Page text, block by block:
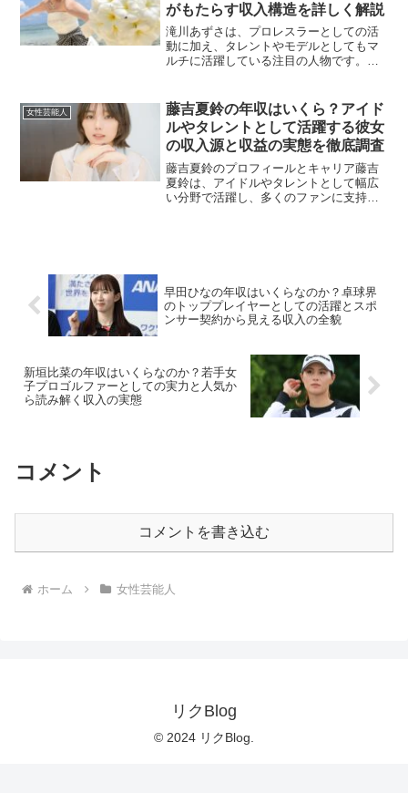
がもたらす収入構造を詳しく解説
滝川あずさは、プロレスラーとしての活
動に加え、タレントやモデルとしてもマ
ルチに活躍している注目の人物です。そ
逃せません。この記事では、彼女の年収
の内訳について詳しく見て...
女性芸能人
藤吉夏鈴の年収はいくら？アイド
ルやタレントとして活躍する彼女
の収入源と収益の実態を徹底調査
藤吉夏鈴のプロフィールとキャリア藤吉
夏鈴は、アイドルやタレントとして幅広
い分野で活躍し、多くのファンに支持さ
早田ひなの年収はいくらなのか？卓球界
のトッププレイヤーとしての活躍とスポ
ンサー契約から見える収入の全貌
新垣比菜の年収はいくらなのか？若手女
子プロゴルファーとしての実力と人気か
ら読み解く収入の実態
コメント
コメントを書き込む
ホーム 女性芸能人
リクBlog
© 2024 リクBlog.